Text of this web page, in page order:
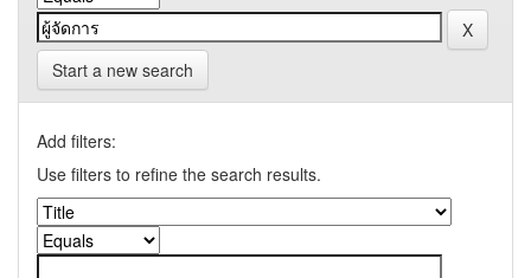
Start a new search
Add filters:
Use filters to refine the search results.